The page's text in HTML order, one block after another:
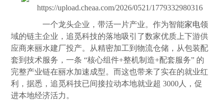
一个龙头企业，带活一片产业。作为智能家电领
域的链主企业，追觅科技的落地吸引了数家优质上下游供
应商来丽水建厂投产。从精密加工到物流仓储，从包装配
套到技术服务，一条 “核心组件+整机制造+配套服务” 的
完整产业链在丽水加速成型。而这也带来了实在的就业红
利，据悉，追觅科技已间接拉动本地就业超 3000人，促
进本地经济活力。